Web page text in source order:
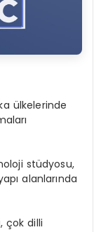
ülkelerinde
stüdyosu,
alanlarında
çok dilli